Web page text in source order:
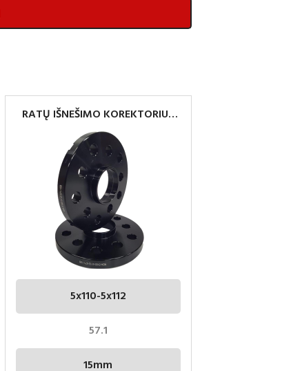
RATŲ IŠNEŠIMO KOREKTORIUS
5×100-5×112 15MM 57.1
5x110-5x112
57.1
15mm